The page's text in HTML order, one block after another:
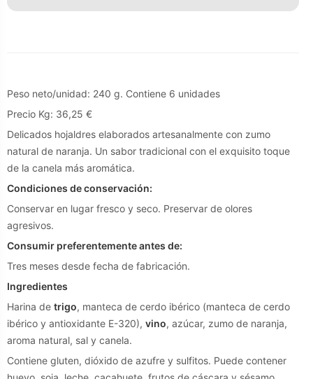
Peso neto/unidad: 240 g. Contiene 6 unidades
Precio Kg: 36,25 €
Delicados hojaldres elaborados artesanalmente con zumo
natural de naranja. Un sabor tradicional con el exquisito toque
de la canela más aromática.
Condiciones de conservación:
Conservar en lugar fresco y seco. Preservar de olores
agresivos.
Consumir preferentemente antes de:
Tres meses desde fecha de fabricación.
Ingredientes
Harina de trigo, manteca de cerdo ibérico (manteca de cerdo
ibérico y antioxidante E-320), vino, azúcar, zumo de naranja,
aroma natural, sal y canela.
Contiene gluten, dióxido de azufre y sulfitos. Puede contener